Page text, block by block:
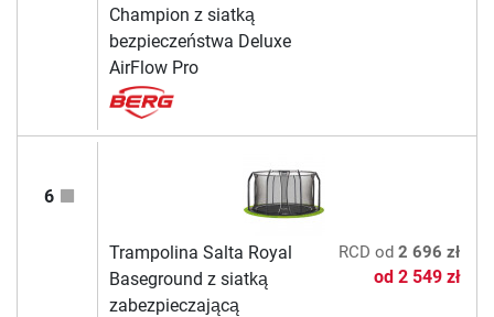
Champion z siatką
bezpieczeństwa Deluxe
AirFlow Pro
6
Trampolina Salta Royal
Baseground z siatką
zabezpieczającą
RCD od 2 696 zł
od 2 549 zł